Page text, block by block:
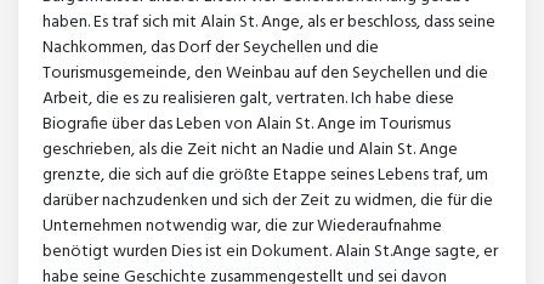
haben. Es traf sich mit Alain St. Ange, als er beschloss, dass seine
Nachkommen, das Dorf der Seychellen und die
Tourismusgemeinde, den Weinbau auf den Seychellen und die
Arbeit, die es zu realisieren galt, vertraten. Ich habe diese
Biografie über das Leben von Alain St. Ange im Tourismus
geschrieben, als die Zeit nicht an Nadie und Alain St. Ange
grenzte, die sich auf die größte Etappe seines Lebens traf, um
darüber nachzudenken und sich der Zeit zu widmen, die für die
Unternehmen notwendig war, die zur Wiederaufnahme
benötigt wurden Dies ist ein Dokument. Alain St.Ange sagte, er
habe seine Geschichte zusammengestellt und sei davon